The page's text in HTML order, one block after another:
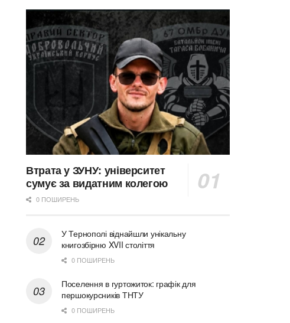
Втрата у ЗУНУ: університет
сумує за видатним колегою
0 ПОШИРЕНЬ
У Тернополі віднайшли унікальну
книгозбірню XVII століття
0 ПОШИРЕНЬ
Поселення в гуртожиток: графік для
першокурсників ТНТУ
0 ПОШИРЕНЬ